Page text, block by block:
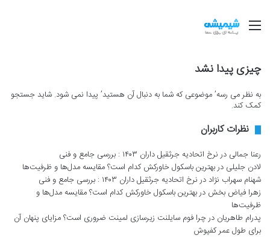
منو
چیزی پیدا نشد
به نظر می رسه’ موضوعی که شما به دنبال آن هستید’ پیدا نمی شود. شاید جستجو
کمک کند.
نظرات کاربران
رعنا جمالی درنرخ اتحادیه جرثقیل داران ۱۴۰۳ : بررسی جامع و فنی
لادن جلیلی دربهترین باسکول خاورکش کدام است؟ مقایسه مدل‌ها و ظرفیت‌ها
شهنام سهراب نژاد درنرخ اتحادیه جرثقیل داران ۱۴۰۳ : بررسی جامع و فنی
زهرا فیاض بخش دربهترین باسکول خاورکش کدام است؟ مقایسه مدل‌ها و
ظرفیت‌ها
پدرام طاهریان درچرا فوم سایلنت زیرسازی لمینت ضروری است؟ مزایای پنهان آن
برای طول عمر کفپوش